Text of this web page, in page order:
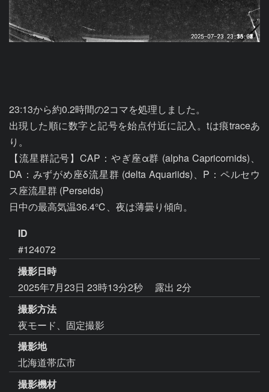
23:13から約0.2時間の2コマを処理しました。
出現した順に数字と記号を始点付近に記入。tは痕traceあ
り。
【流星群記号】CAP：やぎ座α群 (alpha Capricornids)、
DA：みずがめ座δ流星群 (delta Aquariids)、P：ペルセウ
ス座流星群 (Perseids)
日中の最高気温36.4℃、夜は薄曇り傾向。
ID
#124072
撮影日時
2025年7月23日 23時13分2秒
露出 2分
撮影方法
夜モード、固定撮影
撮影地
北海道帯広市
撮影機材